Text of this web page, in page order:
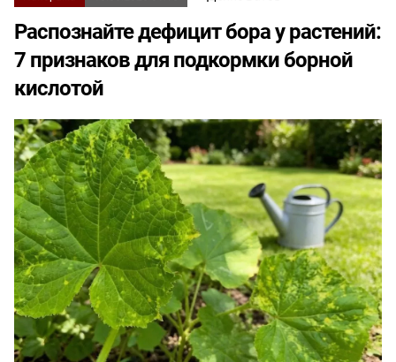
Распознайте дефицит бора у растений:
7 признаков для подкормки борной
кислотой